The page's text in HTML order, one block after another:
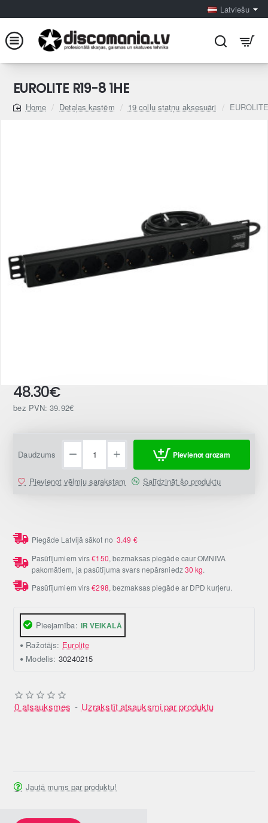
Latviešu
EUROLITE R19-8 1HE
home
Detaļas kastēm 19 collu statņu aksesuāri
Pieejamība: IR VEIKALĀ
Ražotājs: Eurolite
Modelis: 30240215
0 atsauksmes - Uzrakstīt atsauksmi par produktu
48.30€
bez PVN: 39.92€
Daudzums Pievienot grozam
Pievienot vēlmju sarakstam Salīdzināt šo produktu
Piegāde Latvijā sākot no3.49 €
Pasūtījumiem virs€150, bezmaksas piegāde caur OMNIVA
pakomātiem, ja pasūtījuma svars nepārsniedz30 kg.
Pasūtījumiem virs€298, bezmaksas piegāde ar DPD kurjeru.
Jautā mums par produktu!